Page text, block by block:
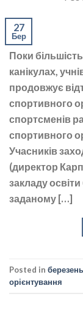
27
Бер
Поки
канікулах,
продовжує
спортивного
спортсменів
спортивного
Учасників
(директор
закладу
заданому […]
Posted in
орієнтування